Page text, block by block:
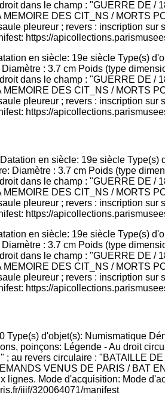
en siècle: 19e siècle Type(s)
: 3.7 cm Poids (type
dans le champ : "GUERRE DE /
DES CIT_NS / MORTS
pleureur ; revers : inscription
https://
en siècle: 19e siècle Type(s)
: 3.7 cm Poids (type
dans le champ : "GUERRE DE /
DES CIT_NS / MORTS
pleureur ; revers : inscription
https://